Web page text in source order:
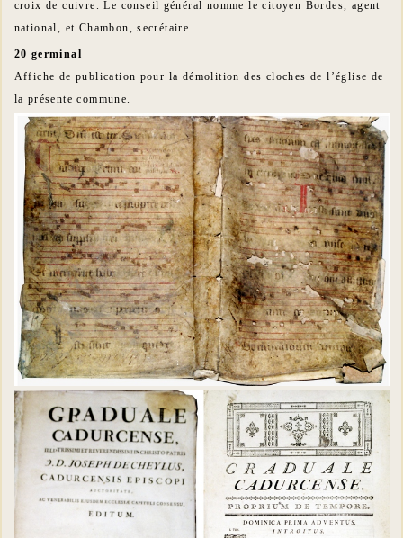
croix de cuivre. Le conseil général nomme le citoyen Bordes, agent
national, et Chambon, secrétaire.
20 germinal
Affiche de publication pour la démolition des cloches de l’église de
la présente commune.